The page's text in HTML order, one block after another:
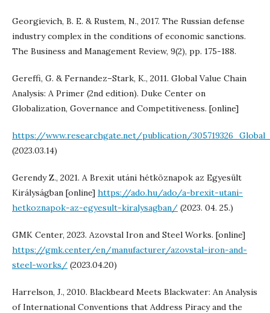
Georgievich, B. E. & Rustem, N., 2017. The Russian defense
industry complex in the conditions of economic sanctions.
The Business and Management Review, 9(2), pp. 175-188.
Gereffi, G. & Fernandez–Stark, K., 2011. Global Value Chain
Analysis: A Primer (2nd edition). Duke Center on
Globalization, Governance and Competitiveness. [online]
https://www.researchgate.net/publication/
(2023.03.14)
Gerendy Z., 2021. A Brexit utáni hétköznapok az Egyesült
Királyságban [online] https://ado.hu/ado/a-brexit-utani-
hetkoznapok-az-egyesult-kiralysagban/ (2023. 04. 25.)
GMK Center, 2023. Azovstal Iron and Steel Works. [online]
https://gmk.center/en/manufacturer/azovstal-iron-and-
steel-works/ (2023.04.20)
Harrelson, J., 2010. Blackbeard Meets Blackwater: An Analysis
of International Conventions that Address Piracy and the